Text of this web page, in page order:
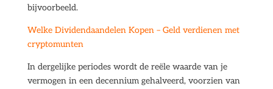
bijvoorbeeld.
Welke Dividendaandelen Kopen – Geld verdienen met
cryptomunten
In dergelijke periodes wordt de reële waarde van je
vermogen in een decennium gehalveerd, voorzien van